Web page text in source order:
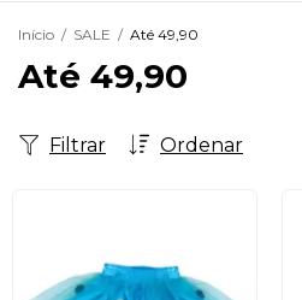
Início / SALE / Até 49,90
Até 49,90
Ordenar
Filtrar